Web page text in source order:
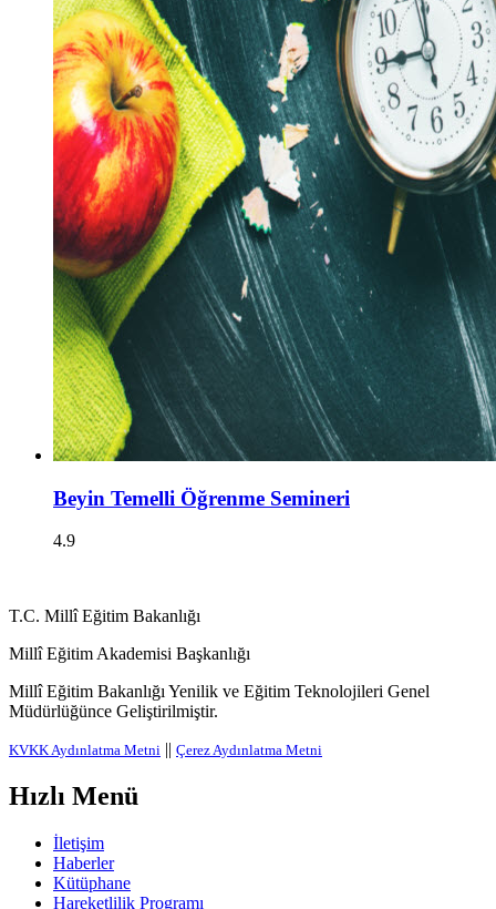
Beyin Temelli Öğrenme Semineri
4.9
T.C. Millî Eğitim Bakanlığı
Millî Eğitim Akademisi Başkanlığı
Millî Eğitim Bakanlığı Yenilik ve Eğitim Teknolojileri Genel
Müdürlüğünce Geliştirilmiştir.
KVKK Aydınlatma Metni || Çerez Aydınlatma Metni
Hızlı Menü
İletişim
Haberler
Kütüphane
Hareketlilik Programı